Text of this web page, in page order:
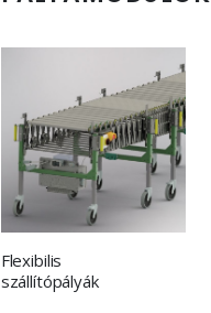
Flexibilis
szállítópályák